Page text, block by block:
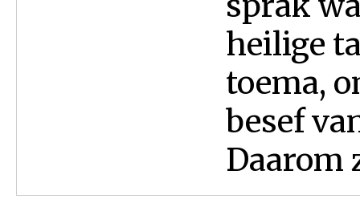
heilige
toema,
besef
Daarom